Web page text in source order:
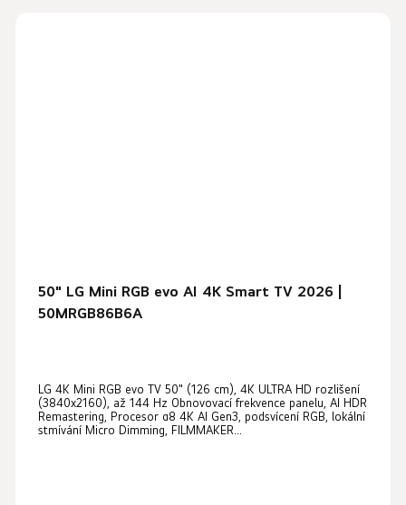
50" LG Mini RGB evo AI 4K Smart TV 2026 |
50MRGB86B6A
LG 4K Mini RGB evo TV 50" (126 cm), 4K ULTRA HD rozlišení
(3840x2160), až 144 Hz Obnovovací frekvence panelu, AI HDR
Remastering, Procesor α8 4K AI Gen3, podsvícení RGB, lokální
stmívání Micro Dimming, FILMMAKER...